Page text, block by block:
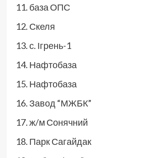
база ОПС
Скеля
с. Ігрень-1
Нафтобаза
Нафтобаза
Завод “МЖБК”
ж/м Сонячний
Парк Сагайдак